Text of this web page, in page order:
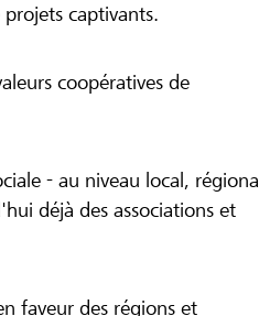
captivants.
coopératives de
- au niveau local, régional
déjà des associations et
faveur des régions et